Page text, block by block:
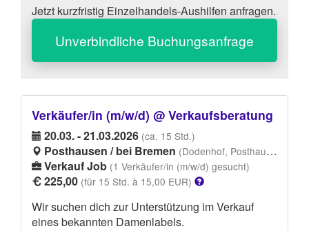
Jetzt kurzfristig Einzelhandels-Aushilfen anfragen.
Unverbindliche Buchungsanfrage
Verkäufer/in (m/w/d) @ Verkaufsberatung
20.03. - 21.03.2026 (ca. 15 Std.)
Posthausen / bei Bremen (Dodenhof, Posthausen / bei Bremen)
Verkauf Job (1 Verkäufer/in (m/w/d) gesucht)
225,00 (für 15 Std. à 15,00 EUR)
Wir suchen dich zur Unterstützung im Verkauf
eines bekannten Damenlabels.